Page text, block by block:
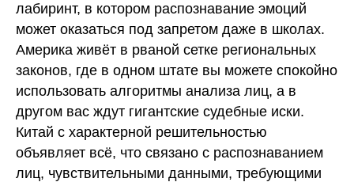
лабиринт, в котором распознавание эмоций
может оказаться под запретом даже в школах.
Америка живёт в рваной сетке региональных
законов, где в одном штате вы можете спокойно
использовать алгоритмы анализа лиц, а в
другом вас ждут гигантские судебные иски.
Китай с характерной решительностью
объявляет всё, что связано с распознаванием
лиц, чувствительными данными, требующими